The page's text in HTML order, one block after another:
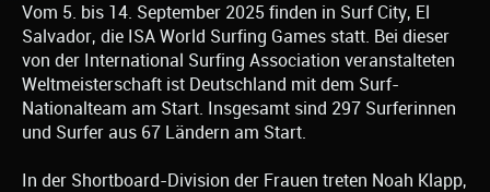
Vom 5. bis 14. September 2025 finden in Surf City, El
Salvador, die ISA World Surfing Games statt. Bei dieser
von der International Surfing Association veranstalteten
Weltmeisterschaft ist Deutschland mit dem Surf-
Nationalteam am Start. Insgesamt sind 297 Surferinnen
und Surfer aus 67 Ländern am Start.
In der Shortboard-Division der Frauen treten Noah Klapp,